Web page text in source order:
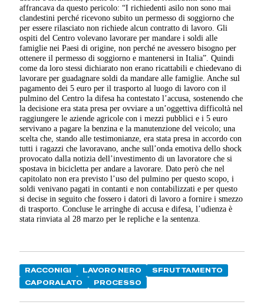
affrancava da questo pericolo: “I richiedenti asilo non sono mai
clandestini perché ricevono subito un permesso di soggiorno che
per essere rilasciato non richiede alcun contratto di lavoro. Gli
ospiti del Centro volevano lavorare per mandare i soldi alle
famiglie nei Paesi di origine, non perché ne avessero bisogno per
ottenere il permesso di soggiorno e mantenersi in Italia”. Quindi
come da loro stessi dichiarato non erano ricattabili e chiedevano di
lavorare per guadagnare soldi da mandare alle famiglie. Anche sul
pagamento dei 5 euro per il trasporto al luogo di lavoro con il
pulmino del Centro la difesa ha contestato l’accusa, sostenendo che
la decisione era stata presa per ovviare a un’oggettiva difficoltà nel
raggiungere le aziende agricole con i mezzi pubblici e i 5 euro
servivano a pagare la benzina e la manutenzione del veicolo; una
scelta che, stando alle testimonianze, era stata presa in accordo con
tutti i ragazzi che lavoravano, anche sull’onda emotiva dello shock
provocato dalla notizia dell’investimento di un lavoratore che si
spostava in bicicletta per andare a lavorare. Dato però che nel
capitolato non era previsto l’uso del pulmino per questo scopo, i
soldi venivano pagati in contanti e non contabilizzati e per questo
si decise in seguito che fossero i datori di lavoro a fornire i smezzo
di trasporto. Concluse le arringhe di accusa e difesa, l’udienza è
stata rinviata al 28 marzo per le repliche e la sentenza.
RACCONIGI LAVORO NERO
SFRUTTAMENTO
CAPORALATO
PROCESSO